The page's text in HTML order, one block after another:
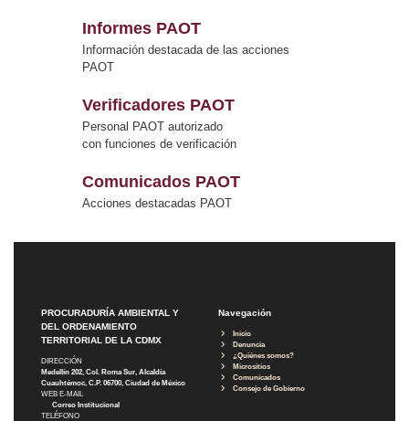
Informes PAOT
Información destacada de las acciones
PAOT
Verificadores PAOT
Personal PAOT autorizado
con funciones de verificación
Comunicados PAOT
Acciones destacadas PAOT
PROCURADURÍA AMBIENTAL Y
DEL ORDENAMIENTO
TERRITORIAL DE LA CDMX
DIRECCIÓN
Medellín 202, Col. Roma Sur, Alcaldía
Cuauhtémoc, C.P. 06700, Ciudad de México
WEB E-MAIL
Correo Institucional
TELÉFONO
Navegación
Inicio
Denuncia
¿Quiénes somos?
Micrositios
Comunicados
Consejo de Gobierno